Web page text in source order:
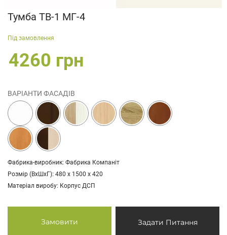
Тумба ТВ-1 МГ-4
Під замовлення
4260 грн
ВАРІАНТИ ФАСАДІВ
Фабрика-виробник: Фабрика Компаніт
Розмір (ВхШхГ): 480 х 1500 х 420
Матеріал виробу: Корпус ДСП
Замовити Задати Питання